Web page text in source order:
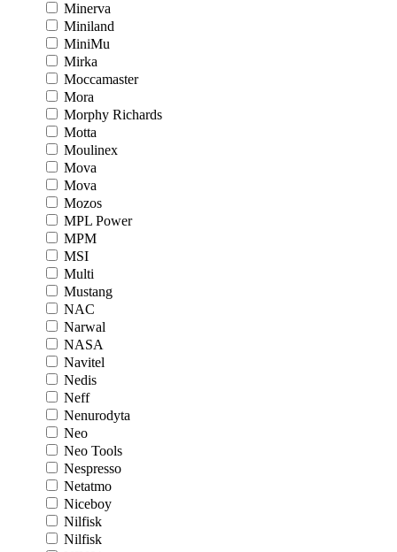
Minerva
Miniland
MiniMu
Mirka
Moccamaster
Mora
Morphy Richards
Motta
Moulinex
Mova
Mova
Mozos
MPL Power
MPM
MSI
Multi
Mustang
NAC
Narwal
NASA
Navitel
Nedis
Neff
Nenurodyta
Neo
Neo Tools
Nespresso
Netatmo
Niceboy
Nilfisk
Nilfisk